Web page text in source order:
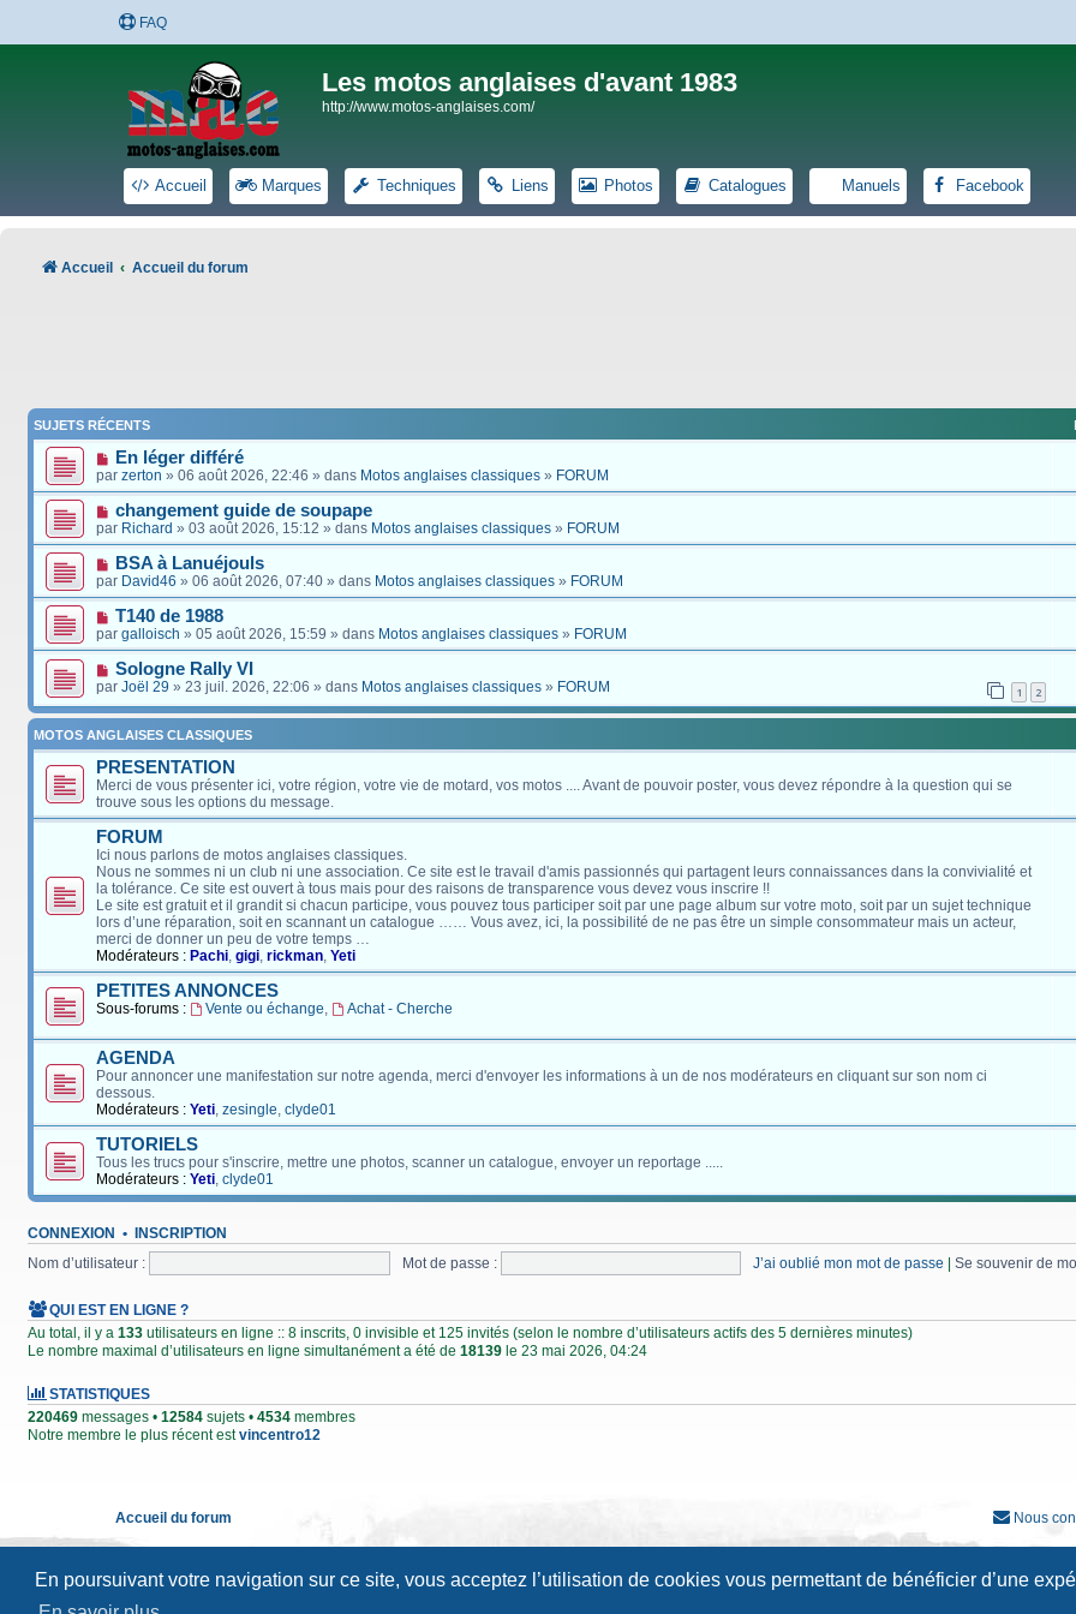
En poursuivant votre navigation sur ce site, vous acceptez l’utilisation de cookies vous permettant de bénéficier d’une
FAQ
Les motos anglaises d'avant 1983
http://www.motos-anglaises.com/
Accueil Marques Techniques Liens Photos Catalogues Manuels Facebook
Accueil Accueil du forum
SUJETS RÉCENTS
En léger différé
par zerton » 06 août 2026, 22:46 » dans Motos anglaises classiques » FORUM
changement guide de soupape
par Richard » 03 août 2026, 15:12 » dans Motos anglaises classiques » FORUM
BSA à Lanuéjouls
par David46 » 06 août 2026, 07:40 » dans Motos anglaises classiques » FORUM
T140 de 1988
par galloisch » 05 août 2026, 15:59 » dans Motos anglaises classiques » FORUM
Sologne Rally VI
1 2
par Joël 29 » 23 juil. 2026, 22:06 » dans Motos anglaises classiques » FORUM
MOTOS ANGLAISES CLASSIQUES
PRESENTATION
Merci de vous présenter ici, votre région, votre vie de motard, vos motos .... Avant de pouvoir poster, vous devez répondre à la question qui se
trouve sous les options du message.
FORUM
Ici nous parlons de motos anglaises classiques.
Nous ne sommes ni un club ni une association. Ce site est le travail d'amis passionnés qui partagent leurs connaissances dans la convivialité et
la tolérance. Ce site est ouvert à tous mais pour des raisons de transparence vous devez vous inscrire !!
Le site est gratuit et il grandit si chacun participe, vous pouvez tous participer soit par une page album sur votre moto, soit par un sujet technique
lors d’une réparation, soit en scannant un catalogue …… Vous avez, ici, la possibilité de ne pas être un simple consommateur mais un acteur,
merci de donner un peu de votre temps …
Modérateurs : Pachi, gigi, rickman, Yeti
PETITES ANNONCES
Sous-forums : Vente ou échange, Achat - Cherche
AGENDA
Pour annoncer une manifestation sur notre agenda, merci d'envoyer les informations à un de nos modérateurs en cliquant sur son nom ci
dessous.
Modérateurs : Yeti, zesingle, clyde01
TUTORIELS
Tous les trucs pour s'inscrire, mettre une photos, scanner un catalogue, envoyer un reportage .....
Modérateurs : Yeti, clyde01
CONNEXION • INSCRIPTION
Nom d’utilisateur : Mot de passe : J’ai oublié mon mot de passe | Se souvenir de
QUI EST EN LIGNE ?
Au total, il y a 133 utilisateurs en ligne :: 8 inscrits, 0 invisible et 125 invités (selon le nombre d’utilisateurs actifs des 5 dernières minutes)
Le nombre maximal d’utilisateurs en ligne simultanément a été de 18139 le 23 mai 2026, 04:24
STATISTIQUES
220469 messages • 12584 sujets • 4534 membres
Notre membre le plus récent estvincentro12
Accueil du forum Nous
Traduction française officielle©Qiaeru